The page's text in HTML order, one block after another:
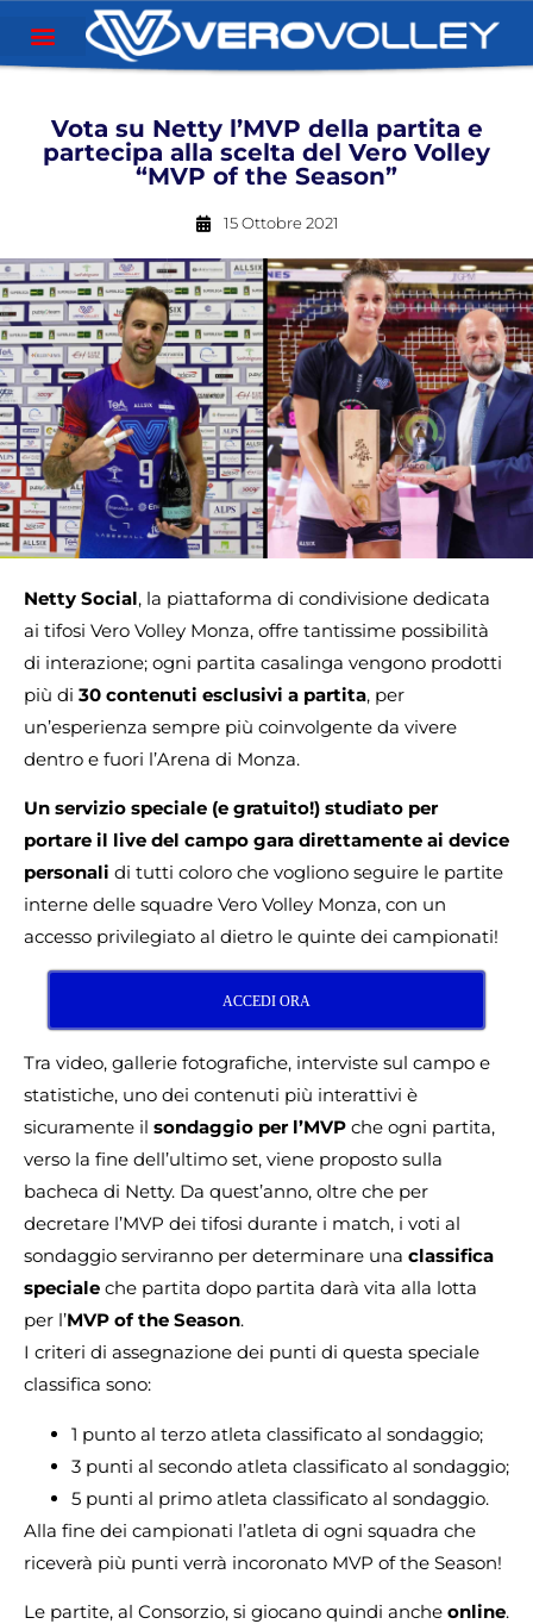
Vota su Netty l’MVP della partita e
partecipa alla scelta del Vero Volley
“MVP of the Season”
15 Ottobre 2021
Netty Social, la piattaforma di condivisione dedicata
ai tifosi Vero Volley Monza, offre tantissime possibilità
di interazione; ogni partita casalinga vengono prodotti
più di 30 contenuti esclusivi a partita, per
un’esperienza sempre più coinvolgente da vivere
dentro e fuori l’Arena di Monza.
Un servizio speciale (e gratuito!) studiato per
portare il live del campo gara direttamente ai device
personali di tutti coloro che vogliono seguire le partite
interne delle squadre Vero Volley Monza, con un
accesso privilegiato al dietro le quinte dei campionati!
ACCEDI ORA
Tra video, gallerie fotografiche, interviste sul campo e
statistiche, uno dei contenuti più interattivi è
sicuramente il sondaggio per l’MVP che ogni partita,
verso la fine dell’ultimo set, viene proposto sulla
bacheca di Netty. Da quest’anno, oltre che per
decretare l’MVP dei tifosi durante i match, i voti al
sondaggio serviranno per determinare una classifica
speciale che partita dopo partita darà vita alla lotta
per l’MVP of the Season.
I criteri di assegnazione dei punti di questa speciale
classifica sono:
1 punto al terzo atleta classificato al sondaggio;
3 punti al secondo atleta classificato al sondaggio;
5 punti al primo atleta classificato al sondaggio.
Alla fine dei campionati l’atleta di ogni squadra che
riceverà più punti verrà incoronato MVP of the Season!
Le partite, al Consorzio, si giocano quindi anche online.